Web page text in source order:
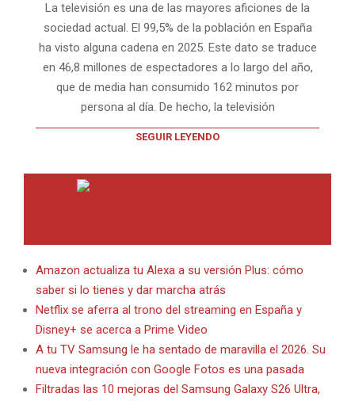
La televisión es una de las mayores aficiones de la
sociedad actual. El 99,5% de la población en España
ha visto alguna cadena en 2025. Este dato se traduce
en 46,8 millones de espectadores a lo largo del año,
que de media han consumido 162 minutos por
persona al día. De hecho, la televisión
SEGUIR LEYENDO
Amazon actualiza tu Alexa a su versión Plus: cómo
saber si lo tienes y dar marcha atrás
Netflix se aferra al trono del streaming en España y
Disney+ se acerca a Prime Video
A tu TV Samsung le ha sentado de maravilla el 2026. Su
nueva integración con Google Fotos es una pasada
Filtradas las 10 mejoras del Samsung Galaxy S26 Ultra,